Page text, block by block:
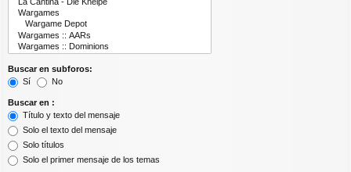
Buscar en subforos:
Sí
No
Buscar en :
Título y texto del mensaje
Solo el texto del mensaje
Solo títulos
Solo el primer mensaje de los temas